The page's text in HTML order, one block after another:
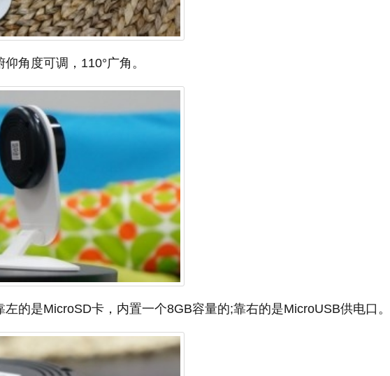
角度可调，110°广角。
的是MicroSD卡，内置一个8GB容量的;靠右的是MicroUSB供电口。